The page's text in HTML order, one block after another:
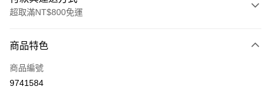
超取滿NT$800免運
信用卡一次付款
超商取貨付款
商品特色
商品編號
9741584